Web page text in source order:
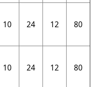
10 24 12 80
10 24 12 80